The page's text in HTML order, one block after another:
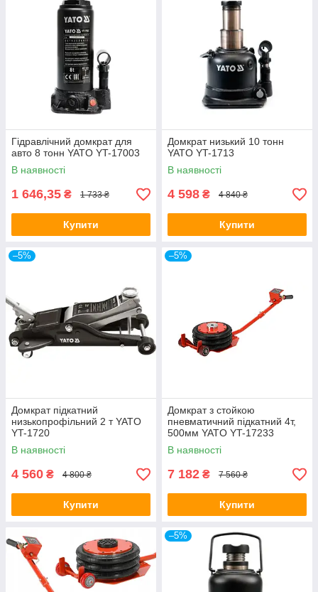
Гідравлічний домкрат для
авто 8 тонн YATO YT-17003
В наявності
1 646,35 ₴ 1 733 ₴
Купити
Домкрат низький 10 тонн
YATO YT-1713
В наявності
4 598 ₴ 4 840 ₴
Купити
–5%
Домкрат підкатний
низькопрофільний 2 т YATO
YT-1720
В наявності
4 560 ₴ 4 800 ₴
Купити
–5%
Домкрат з стойкою
пневматичний підкатний 4т,
500мм YATO YT-17233
В наявності
7 182 ₴ 7 560 ₴
Купити
–5%